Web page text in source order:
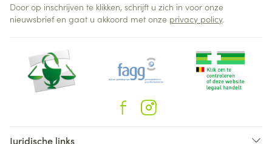
Door op inschrijven te klikken, schrijft u zich in voor onze
nieuwsbrief en gaat u akkoord met onze privacy policy.
Juridische links